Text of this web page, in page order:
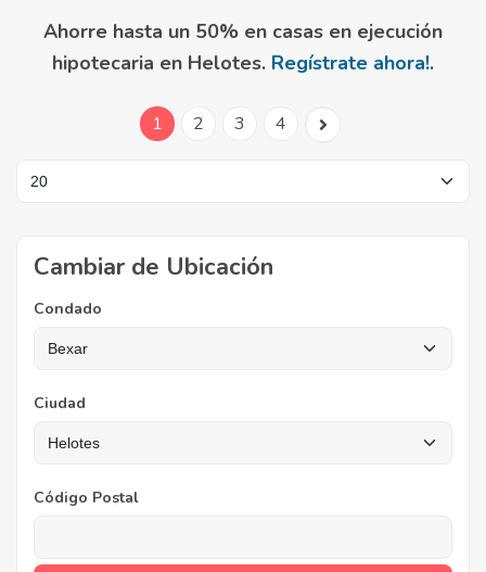
Ahorre hasta un 50% en casas en ejecución
hipotecaria en Helotes. Regístrate ahora!.
1 2 3 4
Cambiar de Ubicación
Condado
Ciudad
Código Postal